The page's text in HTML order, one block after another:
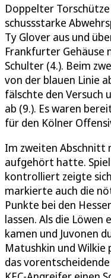
Doppelter
schussstarke
Ty Glover aus und
Frankfurter Gehäuse
Schulter (4.). Beim
von der blauen Linie
fälschte den Versuch
ab (9.). Es waren
für den Kölner
Im zweiten Abschnitt
aufgehört hatte.
kontrolliert zeigte
markierte auch die
Punkte bei den
lassen. Als die Löwen
kamen und Juvonen
Matushkin und
das